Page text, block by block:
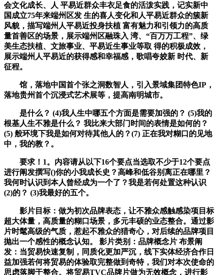
会文化成长、人 平易近群众丰衣足食的活泼实践，记实新中
国成立75年来端州区发 生的喜人变化和人平易近群众的簇新
风貌，描写端州人平易近投身扶植 富有魅力和引领力的高质
量首善区的场景，展示端州区融珠入 湾、“百万万工程”、绿
美生态扶植、文旅事业、平易近生事业等取 得的积极成效，
展示端州人平易近的获得感和幸福感，歌唱夸姣新 时代、新
征程。
馆，落地中国首个张之洞数智人，引入景域集团特色IP，
落地贵州首个沉浸式艺术展等，提高南明城市。
是什么？ (4)我人生中哪五个方面是需要加强的？ (5)我的
根基人生不雅是什么？ 我比来大部门时间的表情是如何的？
(5) 般环境下我是如何对待其他人的？(7) 正在我对糊口的见地
中，我的教？。
要求！1。内容请从以下16个要点当选取不少于12个要点
进行阐发撰写()你的小我成长史？高峰和低谷别离正在哪里？
我何时认识到本人曾经成为一个了？我是若何处置这种认识
(2)的？ (3)我最好的五个。
影片目标：做为初次品牌表态，让不雅众感触感染项目标
超大体量，高质量的糊口场景，多元丰硕的业态整合。通过影
片时髦高级的气质，惹起不雅众的猎奇心，对后续的品牌项目
抛出一个感性的概念认知。 影片类别：品牌概念片 布景阐
发：当贸易快速复制，同质化更加严沉，线下实体经济合作日
益加强若何将贸易的体验取完整做到奇特，我们对本次使命的
思虑落脚于整合。将贸易TVC品牌片做为无效概念，进行影